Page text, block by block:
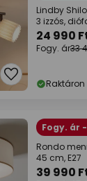
Lindby
3 izzós,
24 990
Fogy. ár33
Raktáron
Fogy. ár -
Rondo
45 cm, E27
39 990